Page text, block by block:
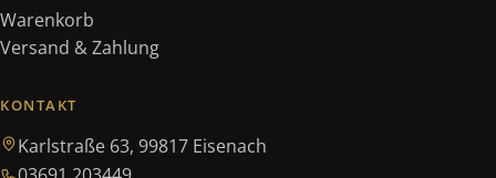
Warenkorb
Versand & Zahlung
KONTAKT
Karlstraße 63, 99817 Eisenach